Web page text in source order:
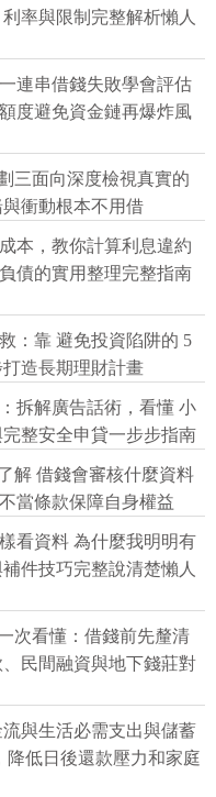
率與限制完整解析懶人
連串借錢失敗學會評估
度避免資金鏈再爆炸風
三面向深度檢視真實的
衝動根本不用借
本，教你計算利息違約
債的實用整理完整指南
：靠 避免投資陷阱的 5
造長期理財計畫
拆解廣告話術，看懂 小
整安全申貸一步步指南
解 借錢會審核什麼資料
當條款保障自身權益
看資料 為什麼我明明有
件技巧完整說清楚懶人
次看懂：借錢前先釐清
民間融資與地下錢莊對
流與生活必需支出與儲蓄
降低日後還款壓力和家庭